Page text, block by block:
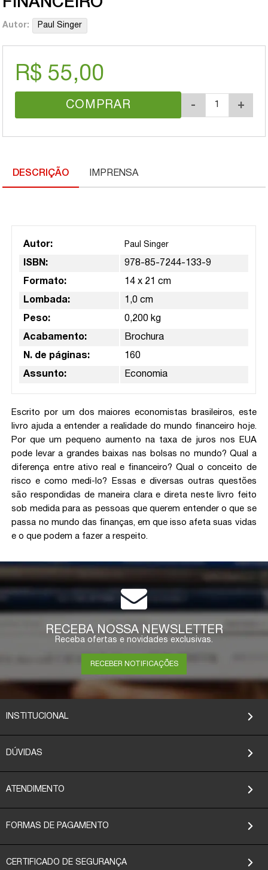
Autor: Paul Singer
R$ 55,00
COMPRAR - +
DESCRIÇÃO IMPRENSA
Autor: Paul Singer
ISBN: 978-85-7244-133-9
Formato: 14 x 21 cm
Lombada: 1,0 cm
Peso: 0,200 kg
Acabamento: Brochura
N. de páginas: 160
Assunto: Economia
Escrito por um dos maiores economistas brasileiros, este
livro ajuda a entender a realidade do mundo financeiro hoje.
Por que um pequeno aumento na taxa de juros nos EUA
pode levar a grandes baixas nas bolsas no mundo? Qual a
diferença entre ativo real e financeiro? Qual o conceito de
risco e como medi-lo? Essas e diversas outras questões
são respondidas de maneira clara e direta neste livro feito
sob medida para as pessoas que querem entender o que se
passa no mundo das finanças, em que isso afeta suas vidas
e o que podem a fazer a respeito.
RECEBA NOSSA NEWSLETTER
Receba ofertas e novidades exclusivas.
RECEBER NOTIFICAÇÕES
INSTITUCIONAL
DÚVIDAS
ATENDIMENTO
FORMAS DE PAGAMENTO
CERTIFICADO DE SEGURANÇA